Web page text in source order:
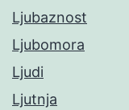
Ljubaznost
Ljubomora
Ljudi
Ljutnja